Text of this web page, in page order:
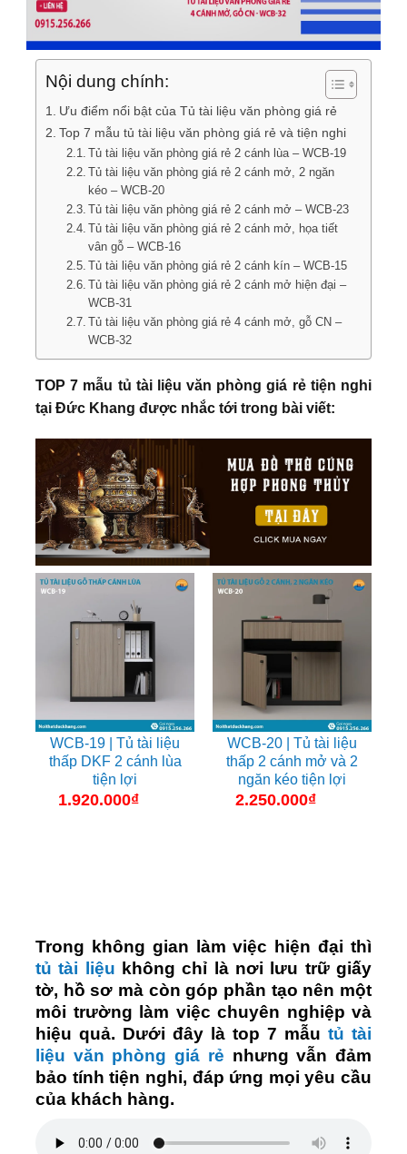
Nội dung chính:
Ưu điểm nổi bật của Tủ tài liệu văn phòng giá rẻ
Top 7 mẫu tủ tài liệu văn phòng giá rẻ và tiện nghi
Tủ tài liệu văn phòng giá rẻ 2 cánh lùa – WCB-19
Tủ tài liệu văn phòng giá rẻ 2 cánh mở, 2 ngăn
kéo – WCB-20
Tủ tài liệu văn phòng giá rẻ 2 cánh mở – WCB-23
Tủ tài liệu văn phòng giá rẻ 2 cánh mở, họa tiết
vân gỗ – WCB-16
Tủ tài liệu văn phòng giá rẻ 2 cánh kín – WCB-15
Tủ tài liệu văn phòng giá rẻ 2 cánh mở hiện đại –
WCB-31
Tủ tài liệu văn phòng giá rẻ 4 cánh mở, gỗ CN –
WCB-32
TOP 7 mẫu tủ tài liệu văn phòng giá rẻ tiện nghi
tại Đức Khang được nhắc tới trong bài viết:
WCB-19 | Tủ tài liệu
thấp DKF 2 cánh lùa
tiện lợi
1.920.000₫
WCB-20 | Tủ tài liệu
thấp 2 cánh mở và 2
ngăn kéo tiện lợi
2.250.000₫
Trong không gian làm việc hiện đại thì
tủ tài liệu không chỉ là nơi lưu trữ giấy
tờ, hồ sơ mà còn góp phần tạo nên một
môi trường làm việc chuyên nghiệp và
hiệu quả. Dưới đây là top 7 mẫu tủ tài
liệu văn phòng giá rẻ nhưng vẫn đảm
bảo tính tiện nghi, đáp ứng mọi yêu cầu
của khách hàng.